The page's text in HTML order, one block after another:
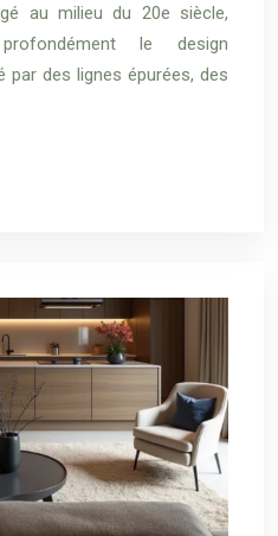
au milieu du 20e siècle,
le design
par des lignes épurées, des